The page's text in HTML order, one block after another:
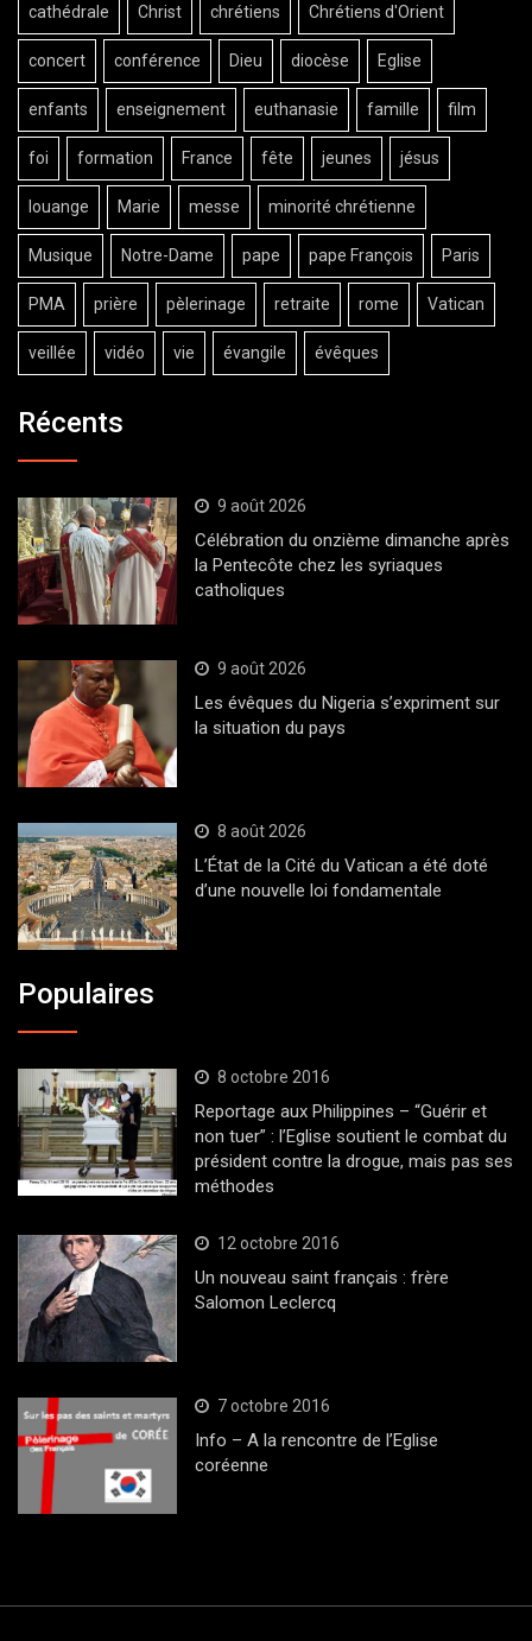
cathédrale Christ chrétiens Chrétiens d'Orient
concert conférence Dieu diocèse Eglise
enfants enseignement euthanasie famille film
foi formation France fête jeunes jésus
louange Marie messe minorité chrétienne
Musique Notre-Dame pape pape François Paris
PMA prière pèlerinage retraite rome Vatican
veillée vidéo vie évangile évêques
Récents
9 août 2026
Célébration du onzième dimanche après
la Pentecôte chez les syriaques
catholiques
9 août 2026
Les évêques du Nigeria s’expriment sur
la situation du pays
8 août 2026
L’État de la Cité du Vatican a été doté
d’une nouvelle loi fondamentale
Populaires
8 octobre 2016
Reportage aux Philippines – “Guérir et
non tuer” : l’Eglise soutient le combat du
président contre la drogue, mais pas ses
méthodes
12 octobre 2016
Un nouveau saint français : frère
Salomon Leclercq
7 octobre 2016
Info – A la rencontre de l’Eglise
coréenne